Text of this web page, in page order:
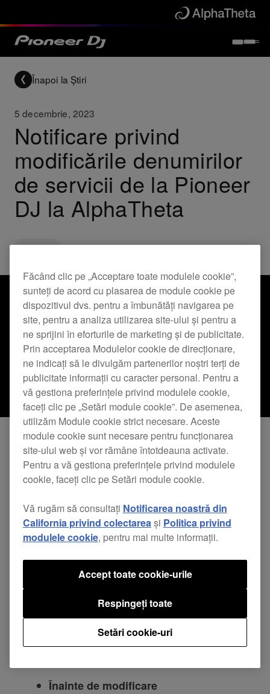
Înapoi la Știri
5 decembrie, 2023
Notificare privind
modificările denumirilor
de servicii de la Pioneer
DJ la AlphaTheta
Company
AlphaTheta Corporation, lider în industria pentru
DJ prin marca sa Pioneer DJ, va schimba
servicii oferite începând cu data de 5 decembrie
2023. Modificările vor fi următoarele:
Denumirile serviciilor pentru conturi,
Înainte de modificare
Făcând clic pe „Acceptare toate modulele cookie”,
sunteți de acord cu plasarea de module cookie pe
dispozitivul dvs. pentru a îmbunătăți navigarea pe
site, pentru a analiza utilizarea site-ului și pentru a
ne sprijini în eforturile de marketing și de publicitate.
Prin acceptarea Modulelor cookie de direcționare,
ne indicați să le divulgăm partenerilor noștri terți de
publicitate informații cu caracter personal. Pentru a
vă gestiona preferințele privind modulele cookie,
faceți clic pe „Setări module cookie”. De asemenea,
utilizăm Module cookie strict necesare. Aceste
module cookie sunt necesare pentru funcționarea
site-ului web și vor rămâne întotdeauna activate.
Pentru a vă gestiona preferințele privind modulele
cookie, faceți clic pe Setări module cookie.
Vă rugăm să consultați Notificarea noastră din
California privind colectareași Politica privind
modulele cookie, pentru mai multe informații.
Setări cookie-uri
Respingeți toate
Accept toate cookie-urile